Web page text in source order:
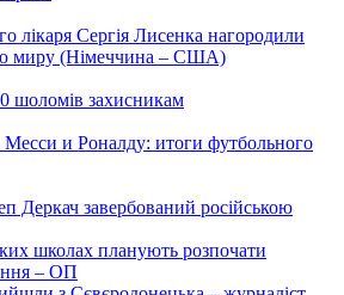
лікаря Сергія Лисенка нагородили
миру (Німеччина – США)
шоломів захисникам
Месси и Роналду: итоги футбольного
Деркач завербований російською
школах планують розпочати
– ОП